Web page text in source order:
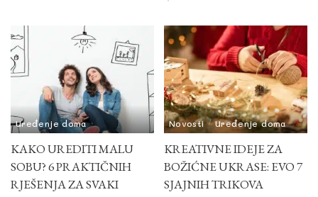
Uređenje doma
KAKO UREDITI MALU
SOBU? 6 PRAKTIČNIH
RJEŠENJA ZA SVAKI
Novosti Uređenje doma
KREATIVNE IDEJE ZA
BOŽIĆNE UKRASE: EVO 7
SJAJNIH TRIKOVA